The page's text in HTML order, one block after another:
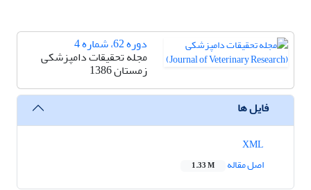
دوره 62، شماره 4
مجله تحقیقات دامپزشکی
زمستان 1386
فایل ها
اصل مقاله
1.33 M